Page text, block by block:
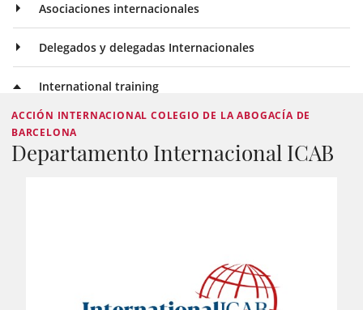
Asociaciones internacionales
Delegados y delegadas Internacionales
International training
ACCIÓN INTERNACIONAL COLEGIO DE LA ABOGACÍA DE
BARCELONA
Departamento Internacional ICAB